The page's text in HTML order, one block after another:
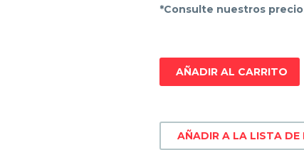
*Consulte nuestros
AÑADIR AL CARRITO
AÑADIR A LA LISTA DE